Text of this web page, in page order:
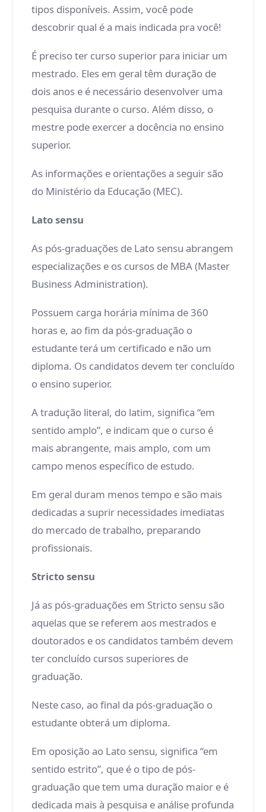
tipos disponíveis. Assim, você pode
descobrir qual é a mais indicada pra você!
É preciso ter curso superior para iniciar um
mestrado. Eles em geral têm duração de
dois anos e é necessário desenvolver uma
pesquisa durante o curso. Além disso, o
mestre pode exercer a docência no ensino
superior.
As informações e orientações a seguir são
do Ministério da Educação (MEC).
Lato sensu
As pós-graduações de Lato sensu abrangem
especializações e os cursos de MBA (Master
Business Administration).
Possuem carga horária mínima de 360
horas e, ao fim da pós-graduação o
estudante terá um certificado e não um
diploma. Os candidatos devem ter concluído
o ensino superior.
A tradução literal, do latim, significa “em
sentido amplo”, e indicam que o curso é
mais abrangente, mais amplo, com um
campo menos específico de estudo.
Em geral duram menos tempo e são mais
dedicadas a suprir necessidades imediatas
do mercado de trabalho, preparando
profissionais.
Stricto sensu
Já as pós-graduações em Stricto sensu são
aquelas que se referem aos mestrados e
doutorados e os candidatos também devem
ter concluído cursos superiores de
graduação.
Neste caso, ao final da pós-graduação o
estudante obterá um diploma.
Em oposição ao Lato sensu, significa “em
sentido estrito”, que é o tipo de pós-
graduação que tem uma duração maior e é
dedicada mais à pesquisa e análise profunda